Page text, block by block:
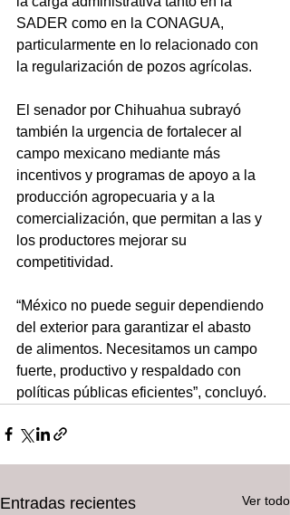
SADER como en la CONAGUA,
particularmente en lo relacionado con
la regularización de pozos agrícolas.
El senador por Chihuahua subrayó
también la urgencia de fortalecer al
campo mexicano mediante más
incentivos y programas de apoyo a la
producción agropecuaria y a la
comercialización, que permitan a las y
los productores mejorar su
competitividad.
“México no puede seguir dependiendo
del exterior para garantizar el abasto
de alimentos. Necesitamos un campo
fuerte, productivo y respaldado con
políticas públicas eficientes”, concluyó.
Entradas recientes Ver todo